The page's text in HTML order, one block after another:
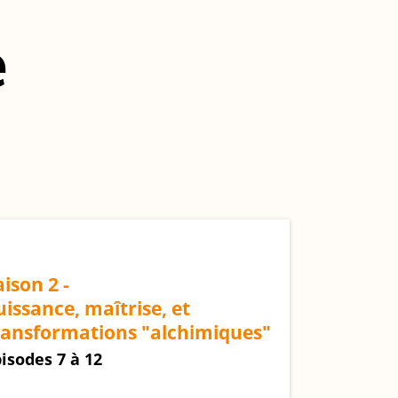
2 -
maîtrise, et
"alchimiques"
7 à 12